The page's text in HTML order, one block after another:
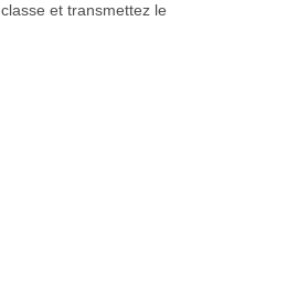
classe et transmettez le